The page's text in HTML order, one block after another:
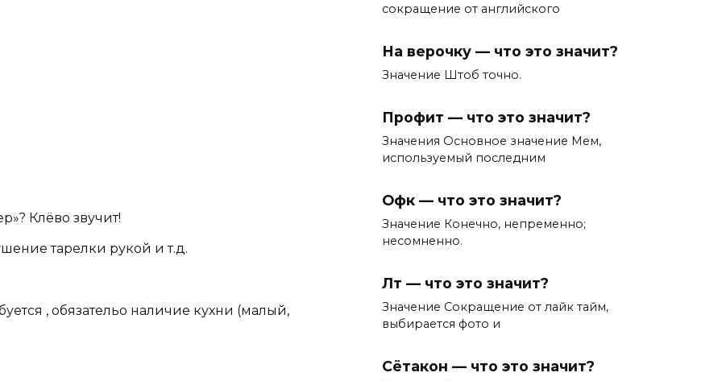
Клёво звучит!
тарелки рукой и т.д.
, обязательо наличие кухни (малый,
сокращение от английского
На верочку — что это значит?
Значение Штоб точно.
Профит — что это значит?
Значения Основное значение Мем,
используемый последним
Офк — что это значит?
Значение Конечно, непременно;
несомненно.
Лт — что это значит?
Значение Сокращение от лайк тайм,
выбирается фото и
Сётакон — что это значит?